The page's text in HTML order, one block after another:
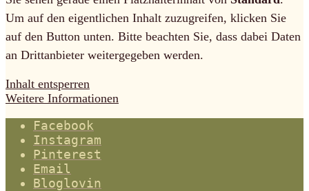
Um auf den eigentlichen Inhalt zuzugreifen, klicken Sie
auf den Button unten. Bitte beachten Sie, dass dabei Daten
an Drittanbieter weitergegeben werden.
Inhalt entsperren
Weitere Informationen
Facebook
Instagram
Pinterest
Email
Bloglovin